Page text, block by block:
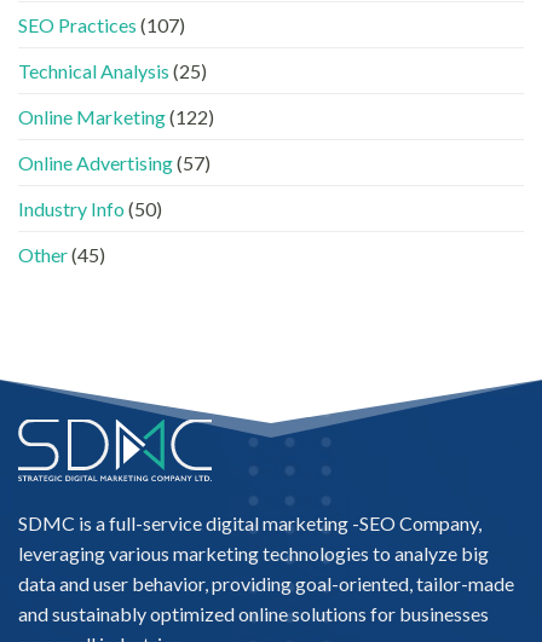
AEO
實
做
如
進
的
任
單」？〉
SEO Practices (107)
Technical Analysis (25)
Online Marketing(122)
Online Advertising(57)
Industry Info (50)
Other(45)
SDMC is a full-service digital marketing -SEO Company,
leveraging various marketing technologies to analyze big
data and user behavior, providing goal-oriented, tailor-made
and sustainably optimized online solutions for businesses